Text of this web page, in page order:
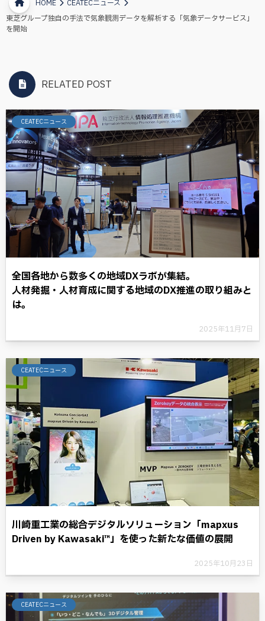
HOME
CEATECニュース
東芝グループ独自の手法で気象観測データを解析する「気象データサービス」
を開始
RELATED POST
CEATECニュース
全国各地から数多くの地域DXラボが集結。
人材発掘・人材育成に関する地域のDX推進の取り組みと
は。
2025年11月7日
CEATECニュース
川崎重工業の総合デジタルソリューション「mapxus
Driven by Kawasaki™」を使った新たな価値の展開
2025年10月23日
CEATECニュース